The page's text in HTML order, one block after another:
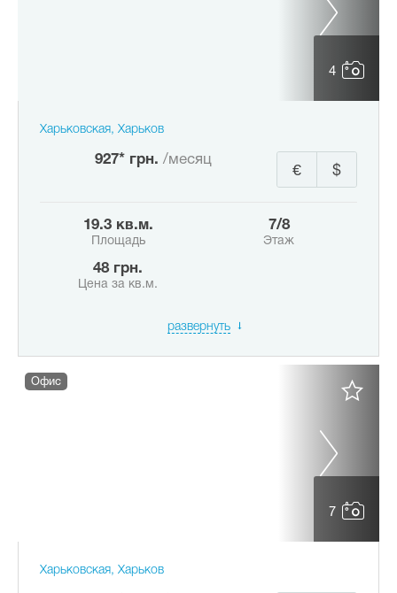
4
Харьковская, Харьков
927* грн. /месяц
$
€
19.3 кв.м.
Площадь
7/8
Этаж
48 грн.
Цена за кв.м.
развернуть
7
Офис
Харьковская, Харьков